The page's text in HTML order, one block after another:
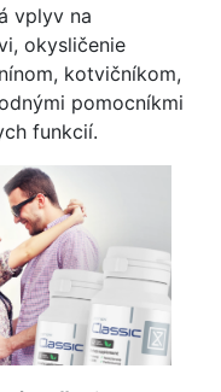
vplyv na
okysličenie
kotvičníkom,
pomocníkmi
funkcií.